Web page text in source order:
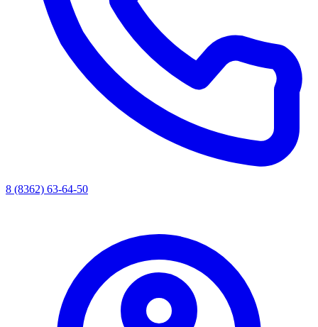
8 (8362) 63-64-50